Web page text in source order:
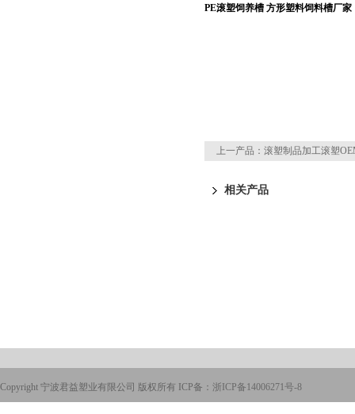
PE滚塑饲养槽 方形塑料饲料槽厂家
上一产品： 滚塑制品加工滚塑
相关产品
Copyright 宁波君益塑业有限公司 版权所有 ICP备： 浙ICP备14006271号-8